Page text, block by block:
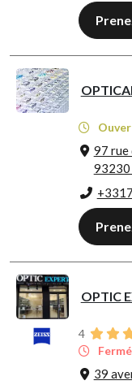
97 rue
93230
OPTIC
4
Fermé
39